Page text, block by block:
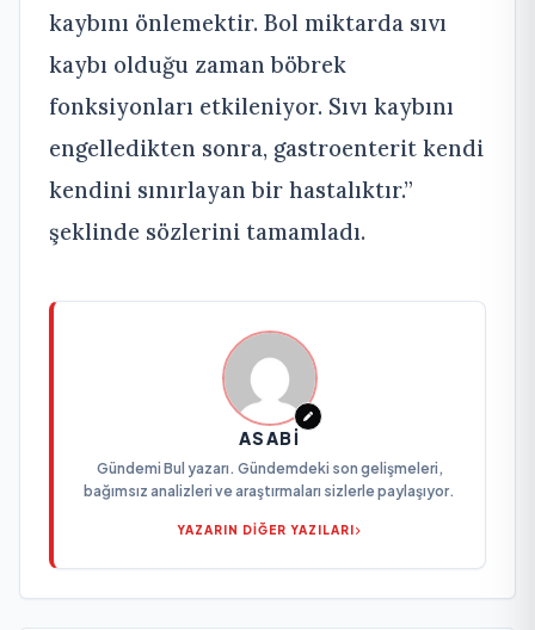
kaybını önlemektir. Bol miktarda sıvı
kaybı olduğu zaman böbrek
fonksiyonları etkileniyor. Sıvı kaybını
engelledikten sonra, gastroenterit kendi
kendini sınırlayan bir hastalıktır.”
şeklinde sözlerini tamamladı.
ASABI
Gündemi Bul yazarı. Gündemdeki son gelişmeleri,
bağımsız analizleri ve araştırmaları sizlerle paylaşıyor.
YAZARIN DİĞER YAZILARI